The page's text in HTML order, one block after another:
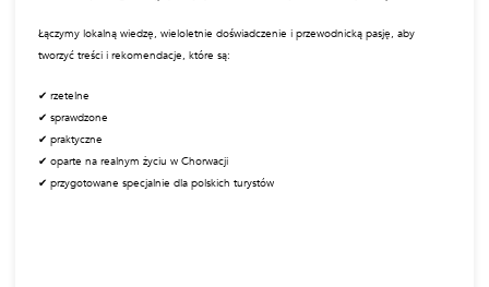
Od prawie20 lat mieszkamy na stałe w Chorwacji.
Jesteśmylicencjonowanymi przewodnikami
znają każdy zakątek tego kraju — nie z przewodników, lecz z
wieloletnich relacji z lokalną społecznością.
Pracujemy wpolskojęzycznym zespole
turystyczną orazstacjonarne biuro, które działa przez cały rok.